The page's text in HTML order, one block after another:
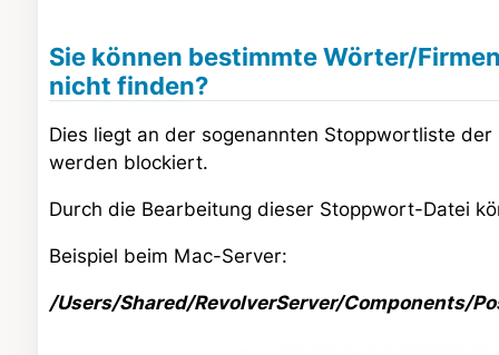
Sie können bestimmte Wörter/
nicht finden?
Dies liegt an der sogenannten Stoppwortliste
werden blockiert.
Durch die Bearbeitung dieser Stoppwort-Datei
Beispiel beim Mac-Server:
/Users/Shared/RevolverServer/Components/